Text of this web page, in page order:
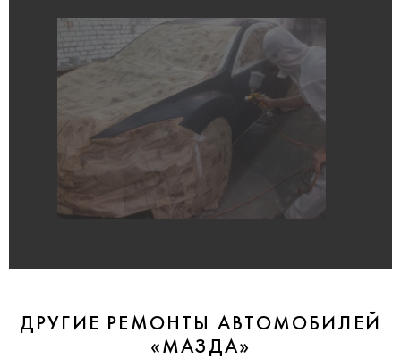
ДРУГИЕ РЕМОНТЫ АВТОМОБИЛЕЙ
«МАЗДА»